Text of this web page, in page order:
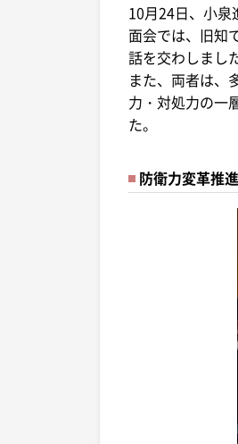
10月24日、小泉
面会では、旧知
話を交わしまし
また、両者は、
力・対処力の一
た。
防衛力変革推